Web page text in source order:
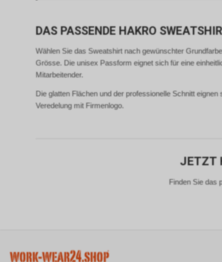
DAS PASSENDE HAKRO
Wählen Sie das Sweatshirt nach gewünschter
Grösse. Die unisex Passform eignet sich für eine
Mitarbeitender.
Die glatten Flächen und der professionelle Schnitt
Veredelung mit Firmenlogo.
JETZT
Finden Sie das